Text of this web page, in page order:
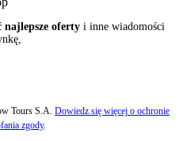
najlepsze oferty i inne wiadomości
Tours S.A. Dowiedz się więcej o ochronie
zgody.